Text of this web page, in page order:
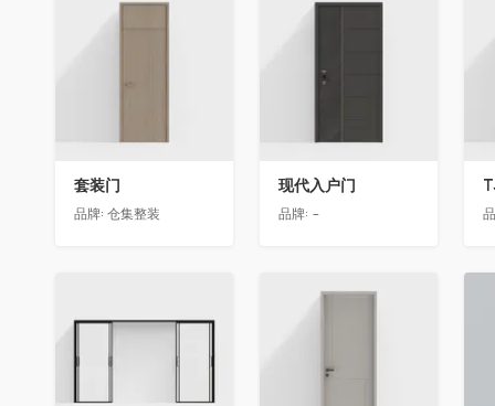
收藏
套装门
品牌: 仓集整装
收藏
现代入户门
品牌: -
收藏